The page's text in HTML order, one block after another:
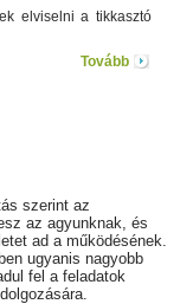
elviselni a tikkasztó
Tovább
szerint az
az agyunknak, és
ad a működésének.
ugyanis nagyobb
fel a feladatok